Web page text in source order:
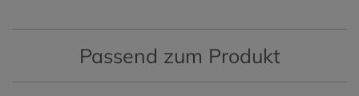
Passend zum Produkt